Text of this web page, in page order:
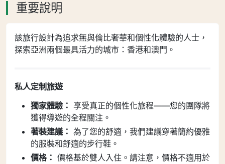
重要說明
該旅行設計為追求無與倫比奢華和個性化體驗的人士，
探索亞洲兩個最具活力的城市：香港和澳門。
私人定制旅遊
獨家體驗： 享受真正的個性化旅程——您的團隊將
獲得導遊的全程關注。
著裝建議： 為了您的舒適，我們建議穿著簡約優雅
的服裝和舒適的步行鞋。
價格： 價格基於雙人入住。請注意，價格不適用於